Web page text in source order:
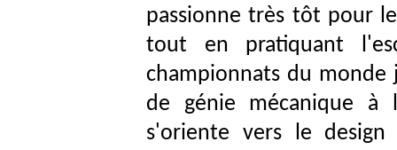
passionne très tôt pour
tout en pratiquant
championnats du monde
de génie mécanique à
s'oriente vers le design